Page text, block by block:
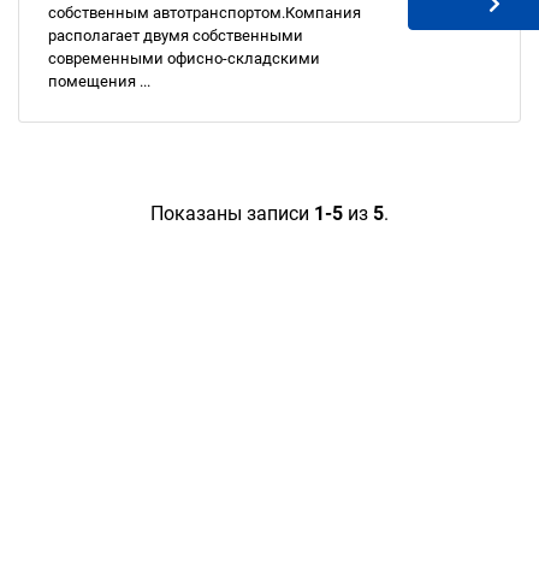
собственным автотранспортом.Компания
располагает двумя собственными
современными офисно-складскими
помещения ...
Показаны записи 1-5 из 5.